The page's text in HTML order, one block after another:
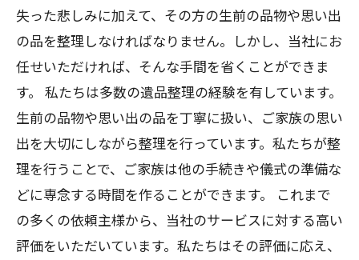
失った悲しみに加えて、その方の生前の品物や思い出
の品を整理しなければなりません。しかし、当社にお
任せいただければ、そんな手間を省くことができま
す。 私たちは多数の遺品整理の経験を有しています。
生前の品物や思い出の品を丁寧に扱い、ご家族の思い
出を大切にしながら整理を行っています。私たちが整
理を行うことで、ご家族は他の手続きや儀式の準備な
どに専念する時間を作ることができます。 これまで
の多くの依頼主様から、当社のサービスに対する高い
評価をいただいています。私たちはその評価に応え、